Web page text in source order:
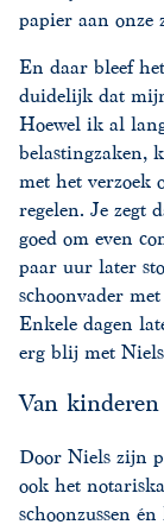
papier aan onze
En daar bleef
duidelijk dat
Hoewel ik al
belastingzaken,
met het verzoek
regelen. Je zegt
goed om even
paar uur later
schoonvader
Enkele dagen
erg blij met
Van
Door Niels zijn
ook het
schoonzussen